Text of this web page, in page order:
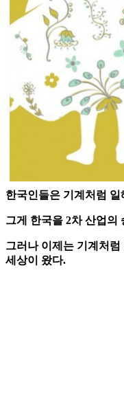
한국인들은 기계처럼 일
그게 한국을 2차 산업의
그러나 이제는 기계처
세상이 왔다.